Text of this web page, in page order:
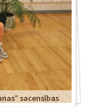
sacensības